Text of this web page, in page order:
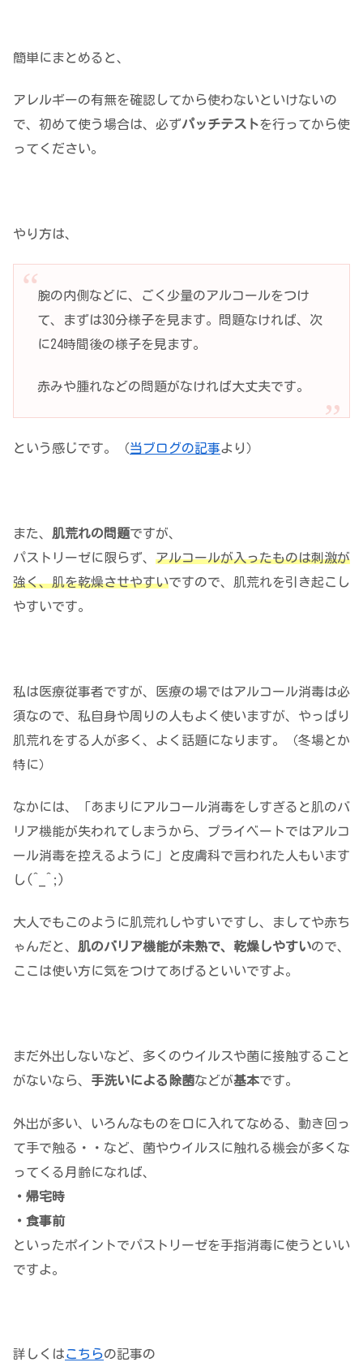
簡単にまとめると、
アレルギーの有無を確認してから使わないといけないの
で、初めて使う場合は、必ずパッチテストを行ってから使
ってください。
やり方は、
腕の内側などに、ごく少量のアルコールをつけ
て、まずは30分様子を見ます。問題なければ、次
に24時間後の様子を見ます。
赤みや腫れなどの問題がなければ大丈夫です。
という感じです。（当ブログの記事より）
また、 肌荒れの問題ですが、
パストリーゼに限らず、 アルコールが入ったものは刺激が
強く、肌を乾燥させやすいですので、肌荒れを引き起こし
やすいです。
私は医療従事者ですが、医療の場ではアルコール消毒は必
須なので、私自身や周りの人もよく使いますが、やっぱり
肌荒れをする人が多く、よく話題になります。（冬場とか
特に）
なかには、「あまりにアルコール消毒をしすぎると肌のバ
リア機能が失われてしまうから、プライベートではアルコ
ール消毒を控えるように」と皮膚科で言われた人もいます
し(^_^;)
大人でもこのように肌荒れしやすいですし、ましてや赤ち
ゃんだと、 肌のバリア機能が未熟で、乾燥しやすいので、
ここは使い方に気をつけてあげるといいですよ。
まだ外出しないなど、多くのウイルスや菌に接触すること
がないなら、 手洗いによる除菌などが基本です。
外出が多い、いろんなものを口に入れてなめる、動き回っ
て手で触る・・など、菌やウイルスに触れる機会が多くな
ってくる月齢になれば、
・帰宅時
・食事前
といったポイントでパストリーゼを手指消毒に使うといい
ですよ。
詳しくはこちらの記事の